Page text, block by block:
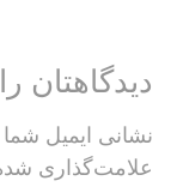
دیدگاهتان
نشانی ایمیل
علامت‌گذاری